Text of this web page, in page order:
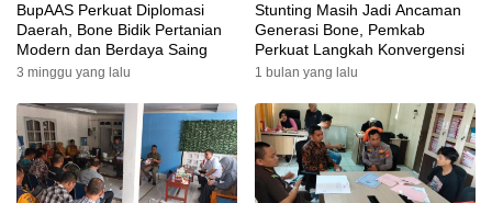
BupAAS Perkuat Diplomasi
Daerah, Bone Bidik Pertanian
Modern dan Berdaya Saing
3 minggu yang lalu
Stunting Masih Jadi Ancaman
Generasi Bone, Pemkab
Perkuat Langkah Konvergensi
1 bulan yang lalu